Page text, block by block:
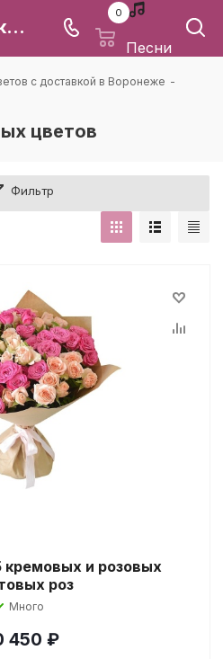
Кремовые букеты: купить с доставкой в Воронеже | Каталея
0
Песни
с доставкой в Воронеже -
цветов
Фильтр
кремовых и розовых
роз
Много
450 ₽